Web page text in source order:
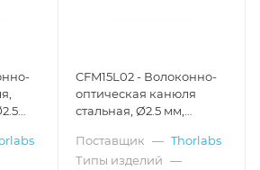
мкм,
CFM15L02 - Волоконно-
оптическая канюля
стальная, Ø2.5 мм,
0.50 NA, длина волокна:
2 мм, Thorlabs
Поставщик — Thorlabs
Типы изделий —